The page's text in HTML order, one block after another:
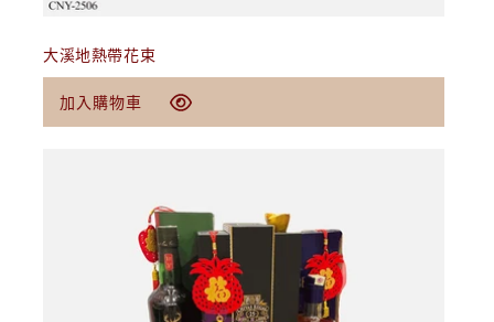
大溪地熱帶花束
定
價
$209.00 USD
加入購物車